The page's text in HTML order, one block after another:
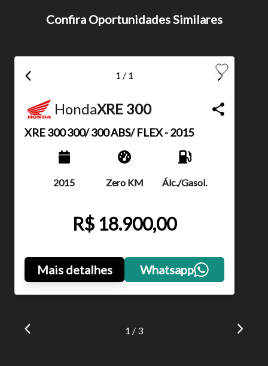
Para aumentar ou diminuir a fonte em nosso site, utilize os
atalhos Ctrl+ (para aumentar) e Ctrl- (para diminuir) no seu
Fechar
Confira Oportunidades Similares
1 / 1
HondaXRE 300
XRE 300300/ 300 ABS/ FLEX - 2015
2015 Zero KM Álc./Gasol.
R$ 18.900,00
Mais detalhes Whatsapp
1 / 3